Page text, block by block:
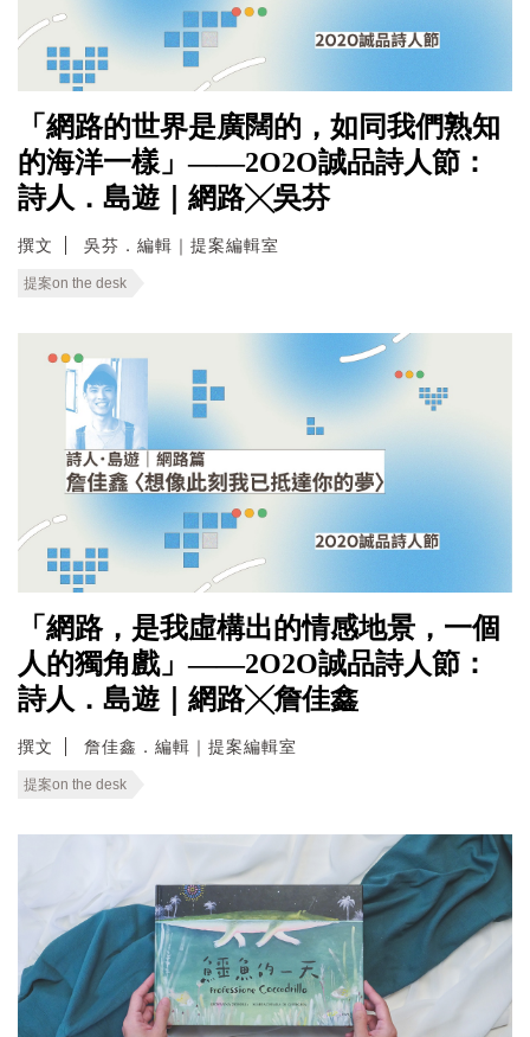
「網路的世界是廣闊的，如同我們熟知
的海洋一樣」——2O2O誠品詩人節：
詩人．島遊｜網路╳吳芬
撰文 吳芬．編輯｜提案編輯室
提案on the desk
「網路，是我虛構出的情感地景，一個
人的獨角戲」——2O2O誠品詩人節：
詩人．島遊｜網路╳詹佳鑫
撰文 詹佳鑫．編輯｜提案編輯室
提案on the desk